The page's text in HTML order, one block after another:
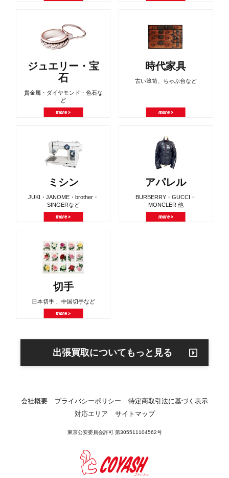
ジュエリー・宝
石
貴金属・ダイヤモンド・色石な
ど
more >
時代家具
古い箪笥、ちゃぶ台など
more >
ミシン
JUKI・JANOME・brother・
SINGERなど
more >
アパレル
BURBERRY・GUCCI・
MONCLER 他
more >
切手
日本切手 、中国切手など
more >
出張買取についてもっと見る
会社概要 プライバシーポリシー
特定商取引法に基づく表示
対応エリア
サイトマップ
東京公安委員会許可 第305511104562号